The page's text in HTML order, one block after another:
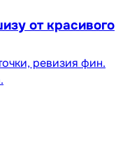
от красивого
ревизия фин.